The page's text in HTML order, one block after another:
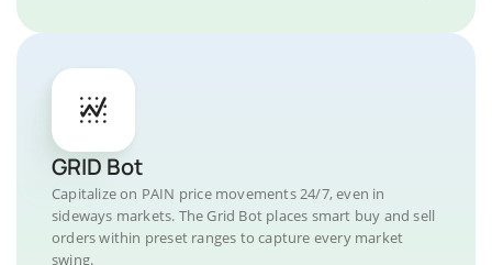
GRID Bot
Capitalize on PAIN price movements 24/7, even in
sideways markets. The Grid Bot places smart buy and sell
orders within preset ranges to capture every market
swing.